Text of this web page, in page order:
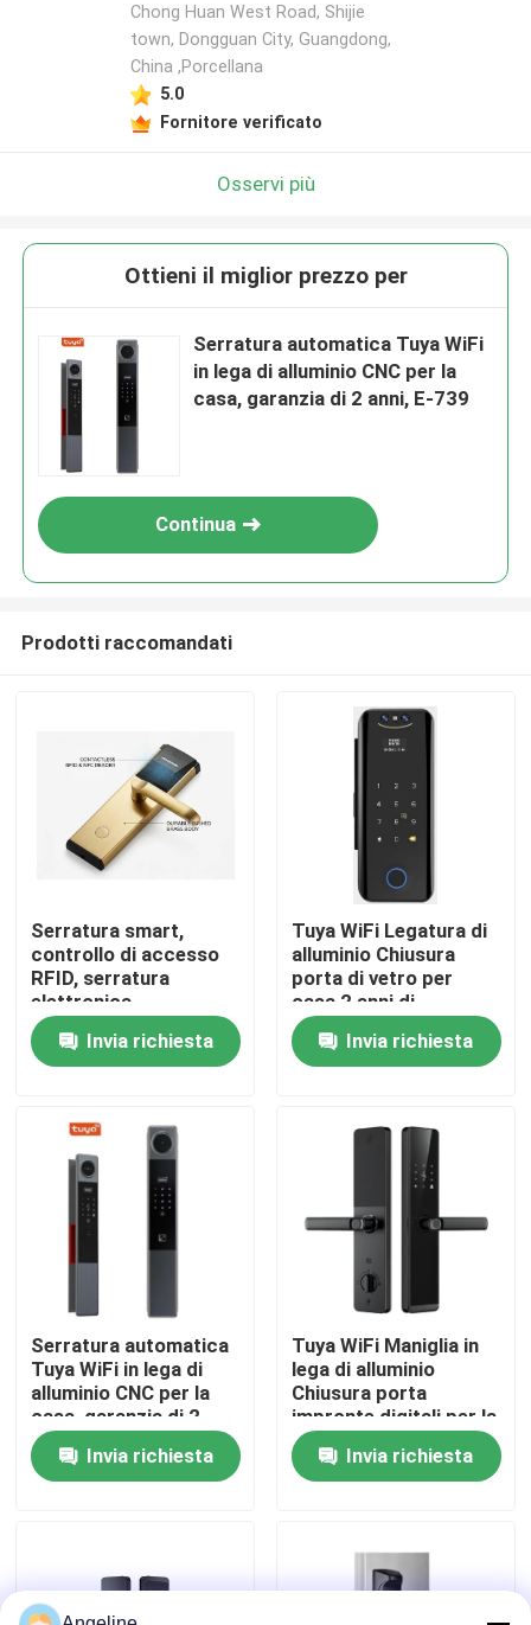
Casa.
Prodotti
Su di noi
Visita alla fabbrica
Controllo della qualità
Notizie
Casi
Download
Chong Huan West Road, Shijie
town, Dongguan City, Guangdong,
China ,Porcellana
5.0
Fornitore verificato
Osservi più
Ottieni il miglior prezzo per
Serratura automatica Tuya WiFi
in lega di alluminio CNC per la
casa, garanzia di 2 anni, E-739
Continua
Prodotti raccomandati
Serratura smart,
controllo di accesso
RFID, serratura
elettronica
Invia richiesta
Tuya WiFi Legatura di
alluminio Chiusura
porta di vetro per
casa 2 anni di
garanzia,E-186-3D
Invia richiesta
Serratura automatica
Tuya WiFi in lega di
alluminio CNC per la
casa, garanzia di 2
anni, E-739
Invia richiesta
Tuya WiFi Maniglia in
lega di alluminio
Chiusura porta
impronte digitali per la
casa 2 anni di
garanzia,E-599
Invia richiesta